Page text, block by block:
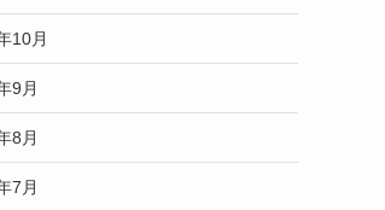
10月
9月
8月
7月